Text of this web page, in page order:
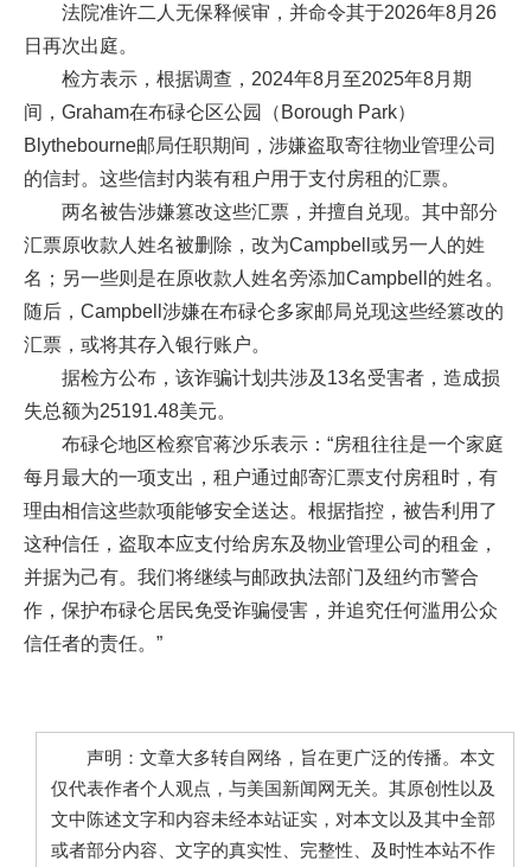
法院准许二人无保释候审，并命令其于2026年8月26
日再次出庭。
检方表示，根据调查，2024年8月至2025年8月期
间，Graham在布碌仑区公园（Borough Park）
Blythebourne邮局任职期间，涉嫌盗取寄往物业管理公司
的信封。这些信封内装有租户用于支付房租的汇票。
两名被告涉嫌篡改这些汇票，并擅自兑现。其中部分
汇票原收款人姓名被删除，改为Campbell或另一人的姓
名；另一些则是在原收款人姓名旁添加Campbell的姓名。
随后，Campbell涉嫌在布碌仑多家邮局兑现这些经篡改的
汇票，或将其存入银行账户。
据检方公布，该诈骗计划共涉及13名受害者，造成损
失总额为25191.48美元。
布碌仑地区检察官蒋沙乐表示：“房租往往是一个家庭
每月最大的一项支出，租户通过邮寄汇票支付房租时，有
理由相信这些款项能够安全送达。根据指控，被告利用了
这种信任，盗取本应支付给房东及物业管理公司的租金，
并据为己有。我们将继续与邮政执法部门及纽约市警合
作，保护布碌仑居民免受诈骗侵害，并追究任何滥用公众
信任者的责任。”
声明：文章大多转自网络，旨在更广泛的传播。本文
仅代表作者个人观点，与美国新闻网无关。其原创性以及
文中陈述文字和内容未经本站证实，对本文以及其中全部
或者部分内容、文字的真实性、完整性、及时性本站不作